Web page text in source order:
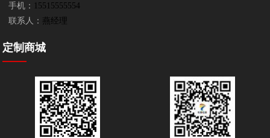
手机： 15515555554
联系人： 燕经理
定制商城